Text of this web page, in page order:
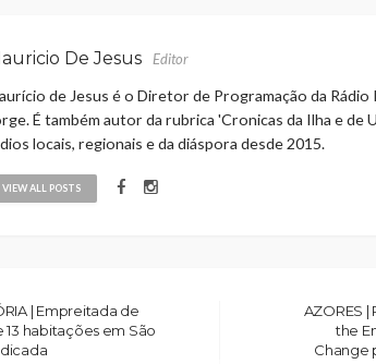
De Jesus Editor
de Jesus é o Diretor de Programação da Rádio
É também autor da rubrica 'Cronicas da Ilha e de
locais, regionais e da diáspora desde 2015.
VIEW ALL POSTS
| Empreitada de
habitações em São
AZORES
the
Change